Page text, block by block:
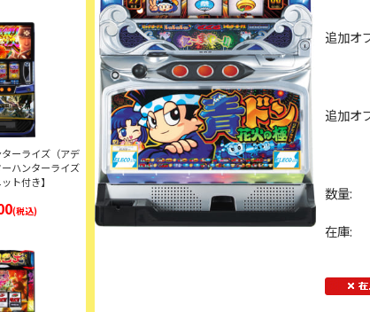
追加オ
追加オ
数量:
在庫:
ーライズ（アデ
ハンターライズ
ト付き】
(税込)